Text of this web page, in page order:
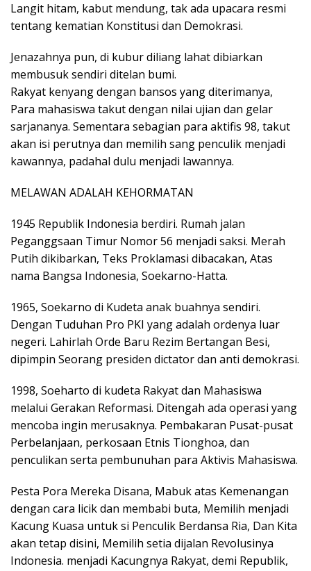
Langit hitam, kabut mendung, tak ada upacara resmi
tentang kematian Konstitusi dan Demokrasi.
Jenazahnya pun, di kubur diliang lahat dibiarkan
membusuk sendiri ditelan bumi.
Rakyat kenyang dengan bansos yang diterimanya,
Para mahasiswa takut dengan nilai ujian dan gelar
sarjananya. Sementara sebagian para aktifis 98, takut
akan isi perutnya dan memilih sang penculik menjadi
kawannya, padahal dulu menjadi lawannya.
MELAWAN ADALAH KEHORMATAN
1945 Republik Indonesia berdiri. Rumah jalan
Peganggsaan Timur Nomor 56 menjadi saksi. Merah
Putih dikibarkan, Teks Proklamasi dibacakan, Atas
nama Bangsa Indonesia, Soekarno-Hatta.
1965, Soekarno di Kudeta anak buahnya sendiri.
Dengan Tuduhan Pro PKI yang adalah ordenya luar
negeri. Lahirlah Orde Baru Rezim Bertangan Besi,
dipimpin Seorang presiden dictator dan anti demokrasi.
1998, Soeharto di kudeta Rakyat dan Mahasiswa
melalui Gerakan Reformasi. Ditengah ada operasi yang
mencoba ingin merusaknya. Pembakaran Pusat-pusat
Perbelanjaan, perkosaan Etnis Tionghoa, dan
penculikan serta pembunuhan para Aktivis Mahasiswa.
Pesta Pora Mereka Disana, Mabuk atas Kemenangan
dengan cara licik dan membabi buta, Memilih menjadi
Kacung Kuasa untuk si Penculik Berdansa Ria, Dan Kita
akan tetap disini, Memilih setia dijalan Revolusinya
Indonesia. menjadi Kacungnya Rakyat, demi Republik,